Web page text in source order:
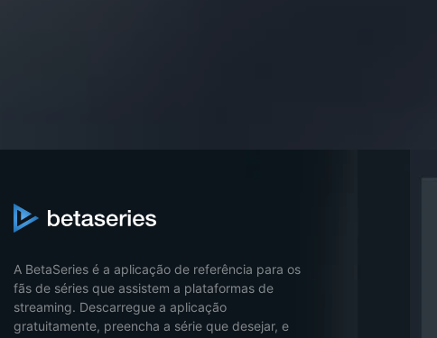
A BetaSeries é a aplicação de referência para os
fãs de séries que assistem a plataformas de
streaming. Descarregue a aplicação
gratuitamente, preencha a série que desejar, e